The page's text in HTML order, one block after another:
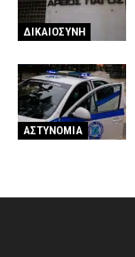
ΔΙΚΑΙΟΣΥΝΗ
ΑΣΤΥΝΟΜΙΑ